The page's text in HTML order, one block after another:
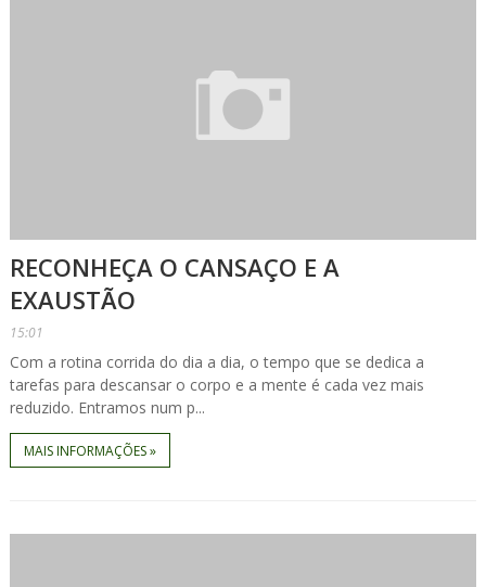
RECONHEÇA O CANSAÇO E A
EXAUSTÃO
15:01
Com a rotina corrida do dia a dia, o tempo que se dedica a
tarefas para descansar o corpo e a mente é cada vez mais
reduzido. Entramos num p...
MAIS INFORMAÇÕES »